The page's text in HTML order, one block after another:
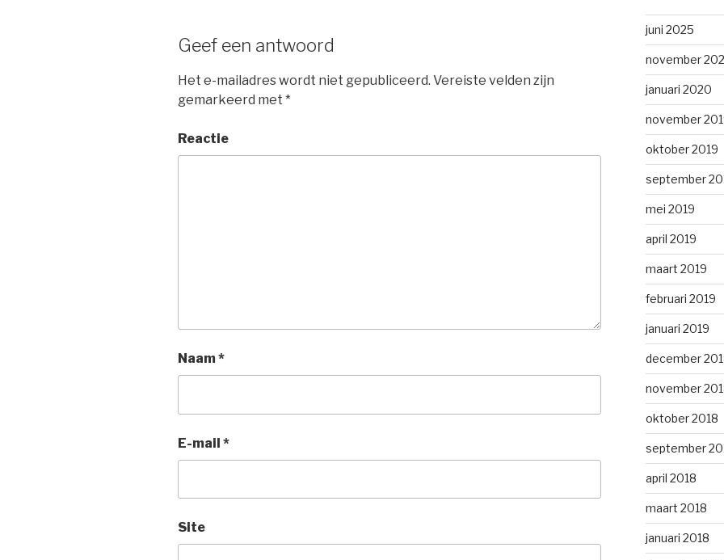
Geef een antwoord
Het e-mailadres wordt niet gepubliceerd. Vereiste velden zijn
gemarkeerd met *
Reactie
Naam*
E-mail *
Site
juni 2025
november
januari 2020
november
oktober 2019
september
mei 2019
april 2019
maart 2019
februari 2019
januari 2019
december
november
oktober 2018
september
april 2018
maart 2018
januari 2018